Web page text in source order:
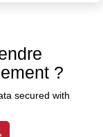
?
secured with